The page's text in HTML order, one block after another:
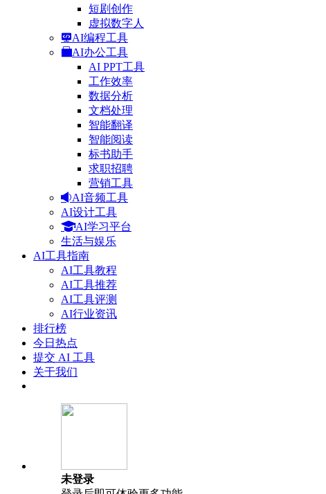
短剧创作
虚拟数字人
AI编程工具
AI办公工具
AI PPT工具
工作效率
数据分析
文档处理
智能翻译
智能阅读
标书助手
求职招聘
营销工具
AI音频工具
AI设计工具
AI学习平台
生活与娱乐
AI工具指南
AI工具教程
AI工具推荐
AI工具评测
AI行业资讯
排行榜
今日热点
提交 AI 工具
关于我们
未登录